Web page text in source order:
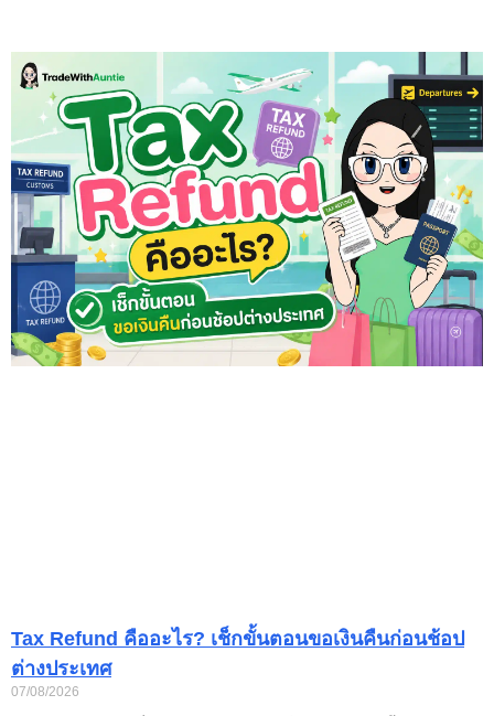
Tax Refund คืออะไร? เช็กขั้นตอนขอเงินคืนก่อนช้อป
ต่างประเทศ
07/08/2026